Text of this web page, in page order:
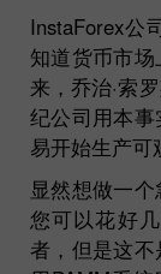
InstaForex公
知道货币市
来，乔治·索
纪公司用本
易开始生产可
显然想做一
您可以花好
者，但是这